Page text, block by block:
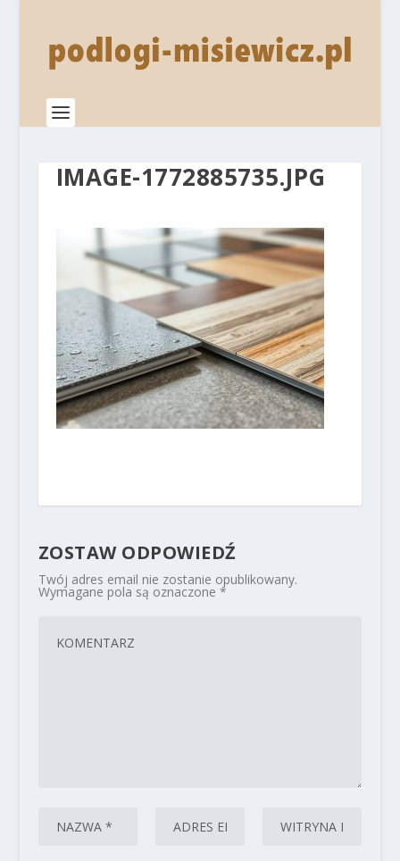
IMAGE-1772885735.JPG
ZOSTAW ODPOWIEDŹ
Twój adres email nie zostanie opublikowany.
Wymagane pola są oznaczone *